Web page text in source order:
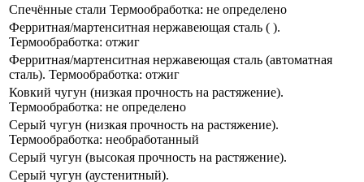
Спечённые стали Термообработка: не определено
Ферритная/мартенситная нержавеющая сталь (​ ).
Термообработка: отжиг
Ферритная/мартенситная нержавеющая сталь (автоматная
сталь). Термообработка: отжиг
Ковкий чугун​ (низкая прочность на растяжение​).
Термообработка: не определено​
Серый чугун (низкая прочность на растяжение).
Термообработка: необработанный
Серый чугун (высокая прочность на растяжение).
Серый чугун (аустенитный).